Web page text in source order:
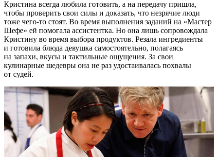
Кристина всегда любила готовить, а на передачу пришла,
чтобы проверить свои силы и доказать, что незрячие люди
тоже чего-то стоят. Во время выполнения заданий на «Мастер
Шефе» ей помогала ассистентка. Но она лишь сопровождала
Кристину во время выбора продуктов. Резала ингредиенты
и готовила блюда девушка самостоятельно, полагаясь
на запахи, вкусы и тактильные ощущения. За свои
кулинарные шедевры она не раз удостаивалась похвалы
от судей.